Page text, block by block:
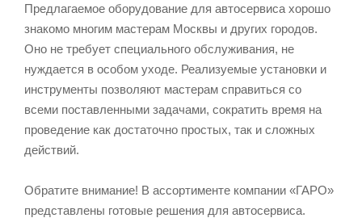
Предлагаемое оборудование для автосервиса хорошо
знакомо многим мастерам Москвы и других городов.
Оно не требует специального обслуживания, не
нуждается в особом уходе. Реализуемые установки и
инструменты позволяют мастерам справиться со
всеми поставленными задачами, сократить время на
проведение как достаточно простых, так и сложных
действий.
Обратите внимание! В ассортименте компании «ГАРО»
представлены готовые решения для автосервиса.